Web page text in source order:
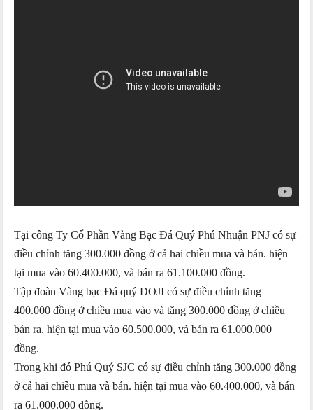
Tại công Ty Cổ Phần Vàng Bạc Đá Quý Phú Nhuận PNJ có sự
điều chỉnh tăng 300.000 đồng ở cả hai chiều mua và bán. hiện
tại mua vào 60.400.000, và bán ra 61.100.000 đồng.
Tập đoàn Vàng bạc Đá quý DOJI có sự điều chỉnh tăng
400.000 đồng ở chiều mua vào và tăng 300.000 đồng ở chiều
bán ra. hiện tại mua vào 60.500.000, và bán ra 61.000.000
đồng.
Trong khi đó Phú Quý SJC có sự điều chỉnh tăng 300.000 đồng
ở cả hai chiều mua và bán. hiện tại mua vào 60.400.000, và bán
ra 61.000.000 đồng.